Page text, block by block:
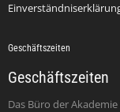
Geschäftszeiten
Geschäftszeiten
Das Büro der